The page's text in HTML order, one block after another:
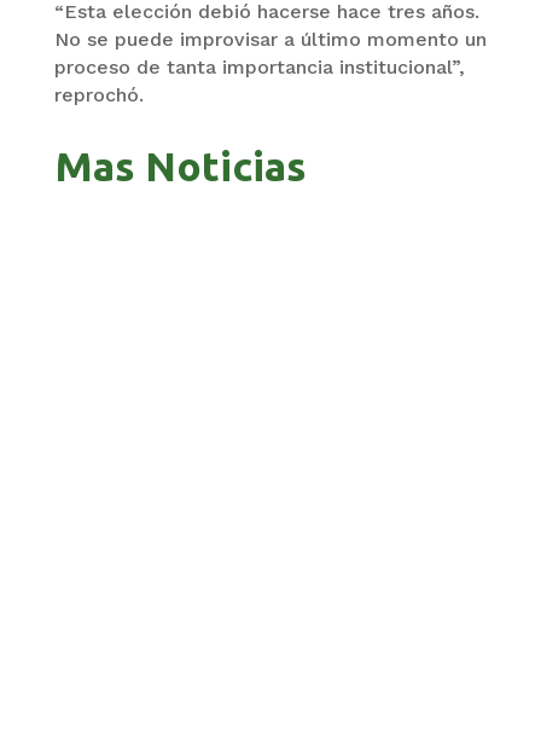
“Esta elección debió hacerse hace tres años.
No se puede improvisar a último momento un
proceso de tanta importancia institucional”,
reprochó.
Mas Noticias